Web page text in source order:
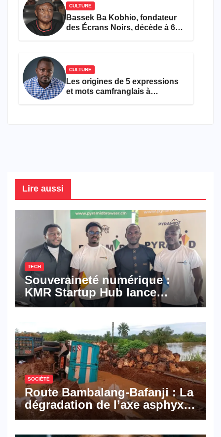
CULTURE
Bassek Ba Kobhio, fondateur
des Écrans Noirs, décède à 69
CULTURE
Les origines de 5 expressions
et mots camfranglais à
Lire aussi
TECH
Souveraineté numérique :
KMR Startup Hub lance
Pyramid Browser et Pyramid
numériques made in
Cameroon
SOCIÉTÉ
Route Bambalang-Bafanji : La
dégradation de l’axe asphyxie
les activités économiques